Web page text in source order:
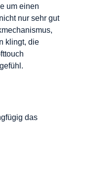
um einen
nur sehr gut
klingt, die
das